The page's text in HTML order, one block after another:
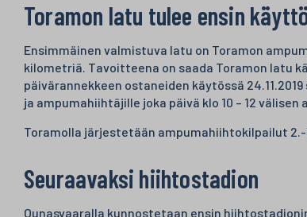
Toramon latu tulee ensin
Ensimmäinen valmistuva latu on Toramon
kilometriä. Tavoitteena on saada Toramon latu
päivärannekkeen ostaneiden käytössä
ja ampumahiihtäjille joka päivä klo 10 – 12 välisen
Toramolla järjestetään ampumahiihtokilpailut 2.-
Seuraavaksi hiihtostadion
Ounasvaaralla kunnostetaan ensin